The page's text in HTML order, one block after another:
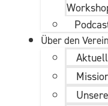
Über den Verein